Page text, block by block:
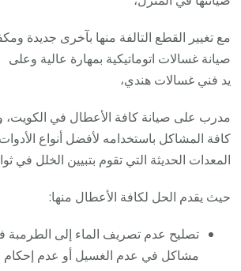
مع تغيير القطع التالفة منها بآخرى جديدة
صيانة غسالات اتوماتيكية بمهارة عالية وعلى
يد فني غسالات هندي،
مدرب على صيانة كافة الأعطال في
كافة المشاكل باستخدامه لأفضل أنواع
المعدات الحديثة التي تقوم بتبيين الخلل في
حيث يقدم الحل لكافة الأعطال منها:
تصليح عدم تصريف الماء إلى الطرمبة
مشاكل في عدم الغسيل أو عدم إحكام